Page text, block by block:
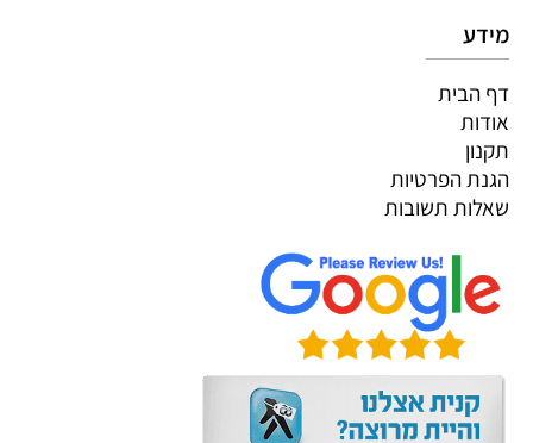
מידע
דף הבית
אודות
תקנון
הגנת הפרטיות
שאלות תשובות